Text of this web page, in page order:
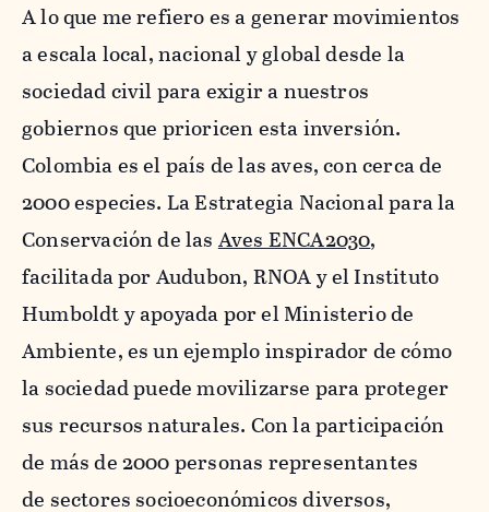
A lo que me refiero es a generar movimientos
a escala local, nacional y global desde la
sociedad civil para exigir a nuestros
gobiernos que prioricen esta inversión.
Colombia es el país de las aves, con cerca de
2000 especies. La Estrategia Nacional para la
Conservación de lasAves ENCA2030,
facilitada por Audubon, RNOA y el Instituto
Humboldt y apoyada por el Ministerio de
Ambiente, es un ejemplo inspirador de cómo
la sociedad puede movilizarse para proteger
sus recursos naturales. Con la participación
de más de 2000 personas representantes
de sectores socioeconómicos diversos,